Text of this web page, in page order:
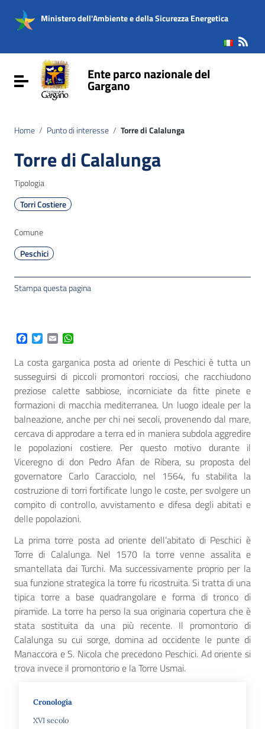
Vai al menu di navigazione
Vai al footer
Ministero dell'Ambiente e della Sicurezza Energetica
Attiva / disattiva la navigazioneEnte parco nazionale del
Gargano
Home / Punto di interesse / Torre di Calalunga
Torre di Calalunga
Tipologia
Torri Costiere
Comune
Peschici
Stampa questa pagina
Facebook
Twitter
Email
La costa garganica posta ad oriente di Peschici è tutta un
susseguirsi di piccoli promontori rocciosi, che racchiudono
preziose calette sabbiose, incorniciate da fitte pinete e
formazioni di macchia mediterranea. Un luogo ideale per la
balneazione, anche per chi nei secoli, provenendo dal mare,
cercava di approdare a terra ed in maniera subdola aggredire
le popolazioni costiere. Per questo motivo durante il
Viceregno di don Pedro Afan de Ribera, su proposta del
governatore Carlo Caracciolo, nel 1564, fu stabilita la
costruzione di torri fortificate lungo le coste, per svolgere un
compito di controllo, avvistamento e difesa degli abitati e
delle popolazioni.
La prima torre posta ad oriente dell’abitato di Peschici è
Torre di Calalunga. Nel 1570 la torre venne assalita e
smantellata dai Turchi. Ma successivamente proprio per la
sua funzione strategica la torre fu ricostruita. Si tratta di una
tipica torre a base quadrangolare e forma di tronco di
piramide. La torre ha perso la sua originaria copertura che è
stata sostituita da una più recente. Il promontorio di
Calalunga su cui sorge, domina ad occidente le punte di
Manaccora e S. Nicola che precedono Peschici. Ad oriente si
trova invece il promontorio e la Torre Usmai.
Cronologia
XVI secolo